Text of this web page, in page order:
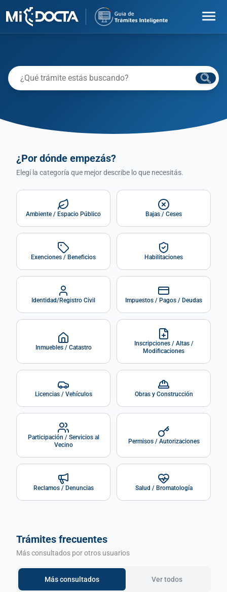
menu
¿Por dónde empezás?
Elegí la categoría que mejor describe lo que necesitás.
Ambiente / Espacio Público Bajas / Ceses
Exenciones / Beneficios Habilitaciones
Identidad/Registro Civil Impuestos / Pagos / Deudas
Inmuebles / Catastro
Inscripciones / Altas /
Modificaciones
Licencias / Vehículos Obras y Construcción
Participación / Servicios al
Vecino
Permisos / Autorizaciones
Reclamos / Denuncias Salud / Bromatología
Trámites frecuentes
Más consultados por otros usuarios
Más consultados Ver todos